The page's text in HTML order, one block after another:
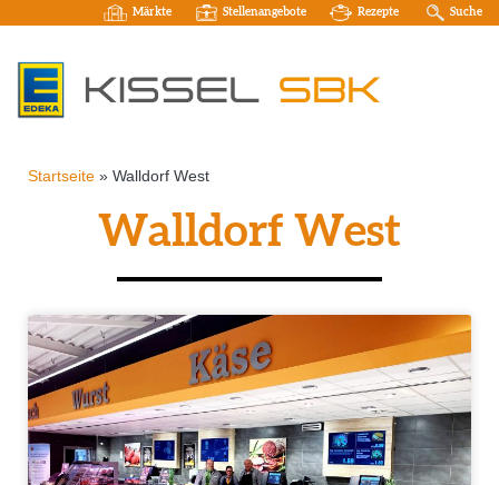
Märkte Stellenangebote Rezepte Suche
Startseite » Walldorf West
Walldorf West